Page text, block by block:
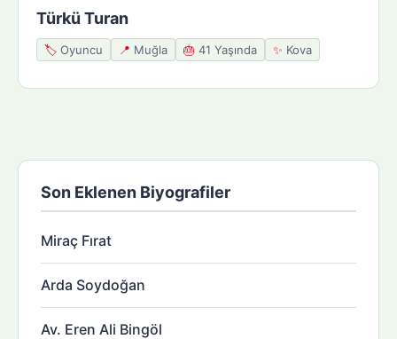
Türkü Turan
🏷️ Oyuncu 📍 Muğla 🎂 41 Yaşında ✨ Kova
Son Eklenen Biyografiler
Miraç Fırat
Arda Soydoğan
Av. Eren Ali Bingöl